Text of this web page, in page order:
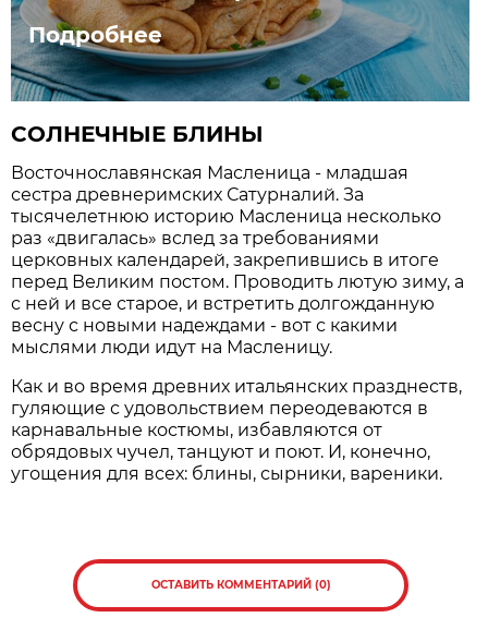
Подробнее
СОЛНЕЧНЫЕ БЛИНЫ
Восточнославянская Масленица - младшая
сестра древнеримских Сатурналий. За
тысячелетнюю историю Масленица несколько
раз «двигалась» вслед за требованиями
церковных календарей, закрепившись в итоге
перед Великим постом. Проводить лютую зиму, а
с ней и все старое, и встретить долгожданную
весну с новыми надеждами - вот с какими
мыслями люди идут на Масленицу.
Как и во время древних итальянских празднеств,
гуляющие с удовольствием переодеваются в
карнавальные костюмы, избавляются от
обрядовых чучел, танцуют и поют. И, конечно,
угощения для всех: блины, сырники, вареники.
ОСТАВИТЬ КОММЕНТАРИЙ (0)